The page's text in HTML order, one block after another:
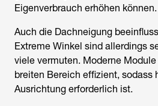
Eigenverbrauch erhöhen können.
Auch die Dachneigung
Extreme Winkel sind allerdings
viele vermuten. Moderne
breiten Bereich effizient, sodass
Ausrichtung erforderlich ist.